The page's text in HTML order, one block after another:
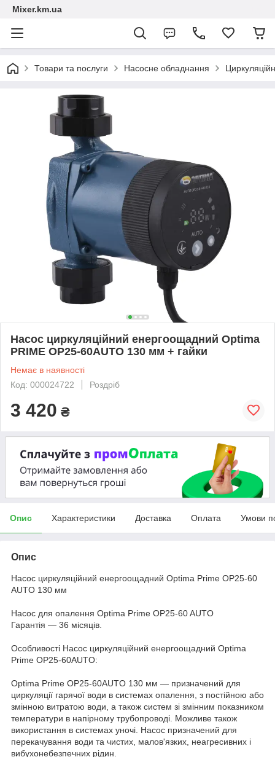
Mixer.km.ua
Товари та послуги Насосне обладнання
Насос циркуляційний енергоощадний Optima
PRIME OP25-60AUTO 130 мм + гайки
Немає в наявності
Код: 000024722
Роздріб
3 420 ₴
Опис Характеристики Доставка Оплата Умови
Опис
Насос циркуляційний енергоощадний Optima Prime OP25-60
AUTO 130 мм
Насос для опалення Optima Prime OP25-60 AUTO
Гарантія — 36 місяців.
Особливості Насос циркуляційний енергоощадний Optima
Prime OP25-60AUTO:
Optima Prime OP25-60AUTO 130 мм — призначений для
циркуляції гарячої води в системах опалення, з постійною або
змінною витратою води, а також систем зі змінним показником
температури в напірному трубопроводі. Можливе також
використання в системах уночі. Насос призначений для
перекачування води та чистих, малов'язких, неагресивних і
вибухонебезпечних рідин.